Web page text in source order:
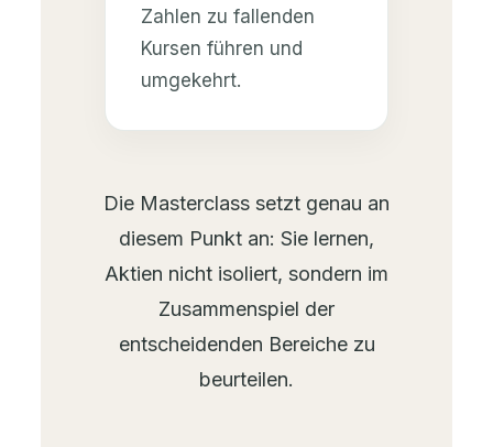
Zahlen zu fallenden
Kursen führen und
umgekehrt.
Die Masterclass setzt genau an
diesem Punkt an: Sie lernen,
Aktien nicht isoliert, sondern im
Zusammenspiel der
entscheidenden Bereiche zu
beurteilen.